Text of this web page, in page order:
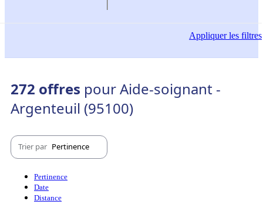
Appliquerles filtres
272 offres pour Aide-soignant -
Argenteuil (95100)
Trier par Pertinence
Pertinence
Date
Distance